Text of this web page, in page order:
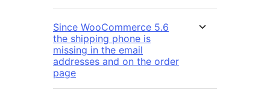
Since WooCommerce 5.6
the shipping phone is
missing in the email
addresses and on the order
page